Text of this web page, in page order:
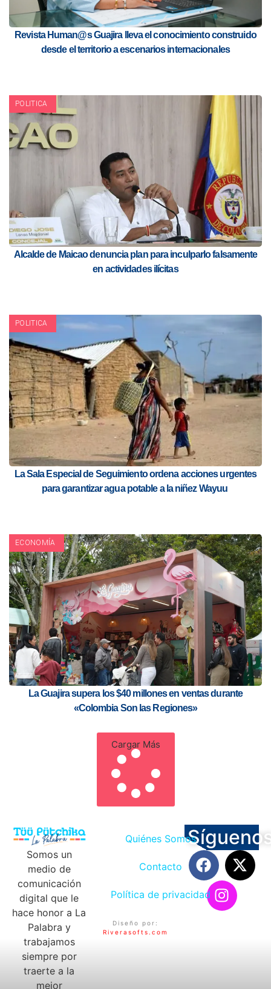
Revista Human@s Guajira lleva el conocimiento construido
desde el territorio a escenarios internacionales
POLITICA
Alcalde de Maicao denuncia plan para inculparlo falsamente
en actividades ilícitas
POLITICA
La Sala Especial de Seguimiento ordena acciones urgentes
para garantizar agua potable a la niñez Wayuu
ECONOMÍA
La Guajira supera los $40 millones en ventas durante
«Colombia Son las Regiones»
Cargar Más
Somos un
medio de
comunicación
digital que le
hace honor a La
Palabra y
trabajamos
siempre por
traerte a la
mejor
Quiénes Somos
Contacto
Política de privacidad
Diseño por:
Riverasofts.com